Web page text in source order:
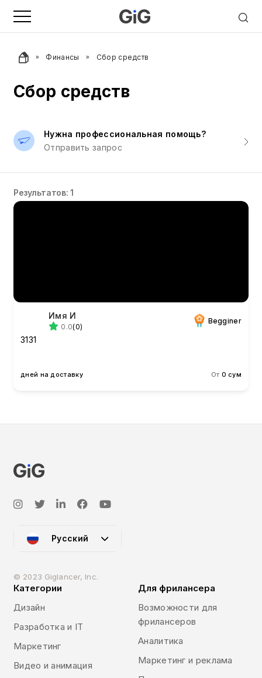
Финансы Сбор средств
Сбор средств
Нужна профессиональная помощь?
Отправить запрос
Результатов: 1
Имя И
0.0(0)
Begginer
3131
дней на доставку От 0 сум
Русский
© 2023 Giglancer, Inc.
Категории
Дизайн
Разработка и IT
Маркетинг
Видео и анимация
Для фрилансера
Возможности для
фрилансеров
Аналитика
Маркетинг и реклама